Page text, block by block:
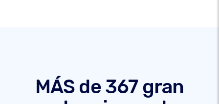
MÁS de 367 gran